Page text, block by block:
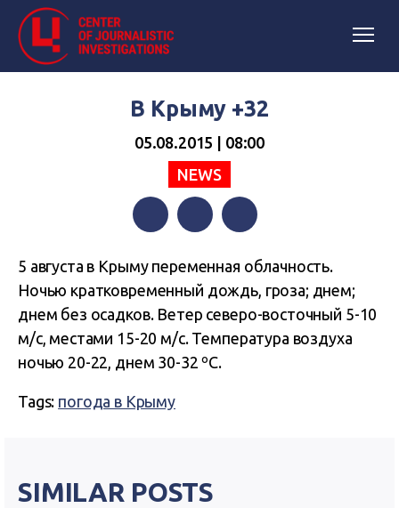
В Крыму +32
05.08.2015 | 08:00
NEWS
5 августа в Крыму переменная облачность.
Ночью кратковременный дождь, гроза; днем;
днем без осадков. Ветер северо-восточный 5-10
м/с, местами 15-20 м/с. Температура воздуха
ночью 20-22, днем 30-32 ºС.
Tags: погода в Крыму
SIMILAR POSTS